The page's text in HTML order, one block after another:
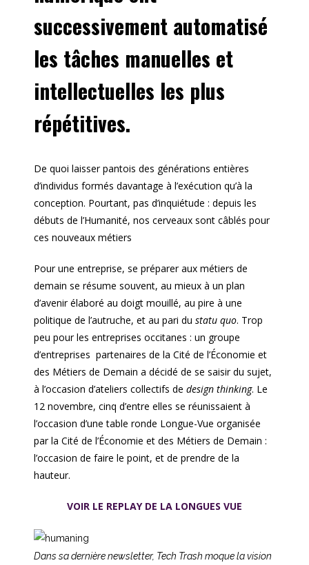
successivement automatisé
les tâches manuelles et
intellectuelles les plus
répétitives.
De quoi laisser pantois des générations entières
d’individus formés davantage à l’exécution qu’à la
conception. Pourtant, pas d’inquiétude : depuis les
débuts de l’Humanité, nos cerveaux sont câblés pour
ces nouveaux métiers
Pour une entreprise, se préparer aux métiers de
demain se résume souvent, au mieux à un plan
d’avenir élaboré au doigt mouillé, au pire à une
politique de l’autruche, et au pari du statu quo. Trop
peu pour les entreprises occitanes : un groupe
d’entreprises partenaires de la Cité de l’Économie et
des Métiers de Demain a décidé de se saisir du sujet,
à l’occasion d’ateliers collectifs de design thinking. Le
12 novembre, cinq d’entre elles se réunissaient à
l’occasion d’une table ronde Longue-Vue organisée
par la Cité de l’Économie et des Métiers de Demain :
l’occasion de faire le point, et de prendre de la
hauteur.
VOIR LE REPLAY DE LA LONGUES VUE
Dans sa dernière newsletter, Tech Trash moque la vision